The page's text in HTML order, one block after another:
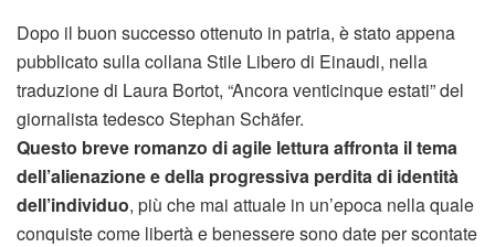
Dopo il buon successo ottenuto in patria, è stato appena
pubblicato sulla collana Stile Libero di Einaudi, nella
traduzione di Laura Bortot, “Ancora venticinque estati” del
giornalista tedesco Stephan Schäfer.
Questo breve romanzo di agile lettura affronta il tema
dell’alienazione e della progressiva perdita di identità
dell’individuo, più che mai attuale in un’epoca nella quale
conquiste come libertà e benessere sono date per scontate